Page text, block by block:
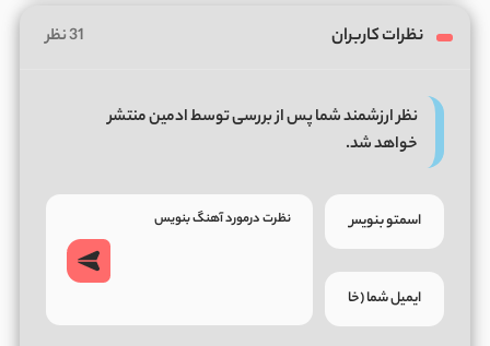
نظرات کاربران 31 نظر
نظر ارزشمند شما پس از بررسی توسط ادمین منتشر
خواهد شد.